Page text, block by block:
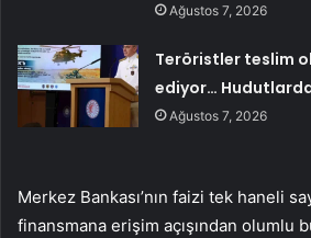
Ağustos 7, 2026
Teröristler teslim
ediyor…
Ağustos 7, 2026
Merkez Bankası’nın faizi tek haneli
finansmana erişim açışından olumlu